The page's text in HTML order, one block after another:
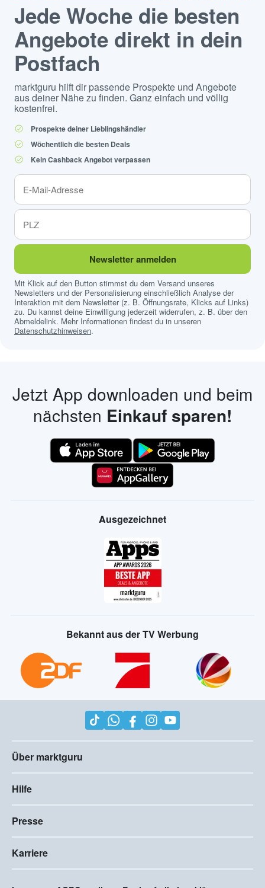
Jede Woche die besten
Angebote direkt in dein
Postfach
marktguru hilft dir passende Prospekte und Angebote
aus deiner Nähe zu finden. Ganz einfach und völlig
kostenfrei.
Prospekte deiner Lieblingshändler
Wöchentlich die besten Deals
Kein Cashback Angebot verpassen
Newsletter anmelden
Mit Klick auf den Button stimmst du dem Versand unseres
Newsletters und der Personalisierung einschließlich Analyse der
Interaktion mit dem Newsletter (z. B. Öffnungsrate, Klicks auf Links)
zu. Du kannst deine Einwilligung jederzeit widerrufen, z. B. über den
Abmeldelink. Mehr Informationen findest du in unseren
Datenschutzhinweisen.
Jetzt App downloaden und beim
nächsten Einkauf sparen!
Ausgezeichnet
Bekannt aus der TV Werbung
Über marktguru
Hilfe
Presse
Karriere